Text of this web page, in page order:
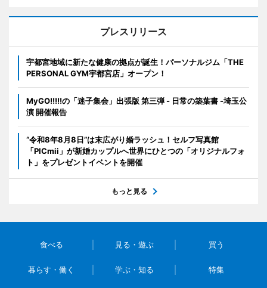
プレスリリース
宇都宮地域に新たな健康の拠点が誕生！パーソナルジム「THE
PERSONAL GYM宇都宮店」オープン！
MyGO!!!!!の「迷子集会」出張版 第三弾 - 日常の築葉書 -埼玉公
演 開催報告
“令和8年8月8日”は末広がり婚ラッシュ！セルフ写真館
「PICmii」が新婚カップルへ世界にひとつの「オリジナルフォ
ト」をプレゼントイベントを開催
もっと見る
食べる 見る・遊ぶ 買う
暮らす・働く 学ぶ・知る 特集